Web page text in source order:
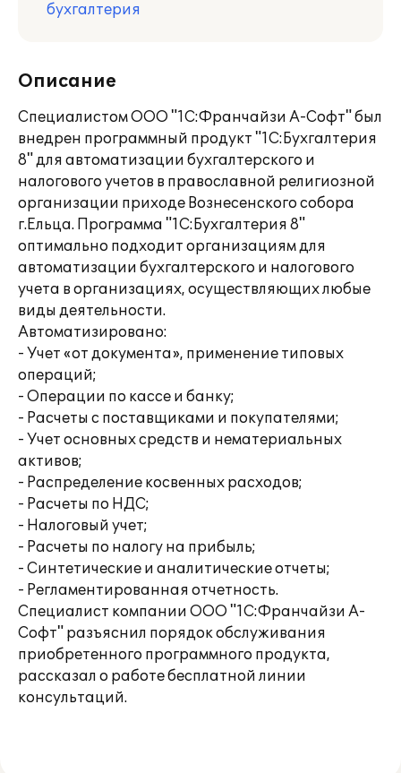
бухгалтерия
Описание
Специалистом ООО "1С:Франчайзи А-Софт" был
внедрен программный продукт "1С:Бухгалтерия
8" для автоматизации бухгалтерского и
налогового учетов в православной религиозной
организации приходе Вознесенского собора
г.Ельца. Программа "1C:Бухгалтерия 8"
оптимально подходит организациям для
автоматизации бухгалтерского и налогового
учета в организациях, осуществляющих любые
виды деятельности.
Автоматизировано:
- Учет «от документа», применение типовых
операций;
- Операции по кассе и банку;
- Расчеты с поставщиками и покупателями;
- Учет основных средств и нематериальных
активов;
- Распределение косвенных расходов;
- Расчеты по НДС;
- Налоговый учет;
- Расчеты по налогу на прибыль;
- Синтетические и аналитические отчеты;
- Регламентированная отчетность.
Специалист компании ООО "1С:Франчайзи А-
Софт" разъяснил порядок обслуживания
приобретенного программного продукта,
рассказал о работе бесплатной линии
консультаций.